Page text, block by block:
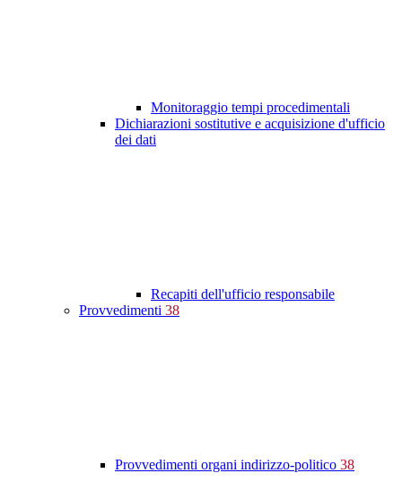
Monitoraggio tempi procedimentali
Dichiarazioni sostitutive e acquisizione d'ufficio
dei dati
Recapiti dell'ufficio responsabile
Provvedimenti 38
Provvedimenti organi indirizzo-politico 38